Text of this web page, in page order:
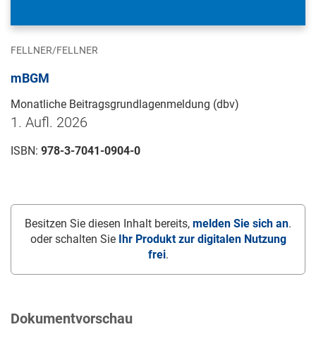
FELLNER/FELLNER
mBGM
Monatliche Beitragsgrundlagenmeldung (dbv)
1. Aufl. 2026
ISBN: 978-3-7041-0904-0
Besitzen Sie diesen Inhalt bereits, melden Sie sich an.
oder schalten Sie
Ihr Produkt zur digitalen Nutzung
frei.
Dokumentvorschau